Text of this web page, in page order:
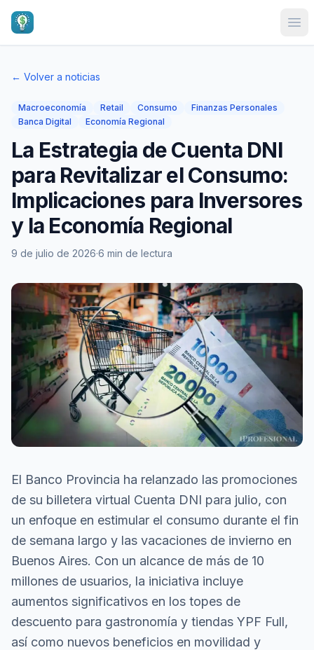
← Volver a noticias
Macroeconomía Retail Consumo
Finanzas Personales
Banca Digital
Economía Regional
La Estrategia de Cuenta DNI
para Revitalizar el Consumo:
Implicaciones para Inversores
y la Economía Regional
9 de julio de 2026·6 min de lectura
El Banco Provincia ha relanzado las promociones
de su billetera virtual Cuenta DNI para julio, con
un enfoque en estimular el consumo durante el fin
de semana largo y las vacaciones de invierno en
Buenos Aires. Con un alcance de más de 10
millones de usuarios, la iniciativa incluye
aumentos significativos en los topes de
descuento para gastronomía y tiendas YPF Full,
así como nuevos beneficios en movilidad y